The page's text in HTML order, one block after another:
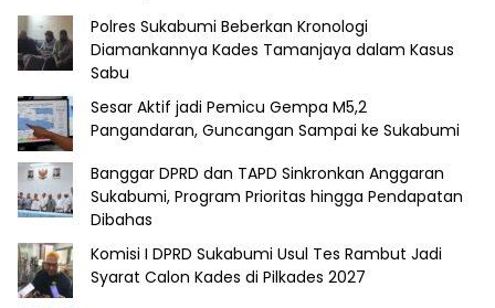
Polres Sukabumi Beberkan Kronologi
Diamankannya Kades Tamanjaya dalam Kasus
Sabu
Sesar Aktif jadi Pemicu Gempa M5,2
Pangandaran, Guncangan Sampai ke Sukabumi
Banggar DPRD dan TAPD Sinkronkan Anggaran
Sukabumi, Program Prioritas hingga Pendapatan
Dibahas
Komisi I DPRD Sukabumi Usul Tes Rambut Jadi
Syarat Calon Kades di Pilkades 2027